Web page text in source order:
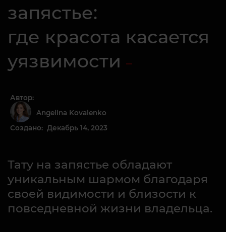
запястье:
где красота касается
уязвимости
Автор:
Angelina Kovalenko
Создано: Декабрь 14, 2023
Тату на запястье обладают
уникальным шармом благодаря
своей видимости и близости к
повседневной жизни владельца.